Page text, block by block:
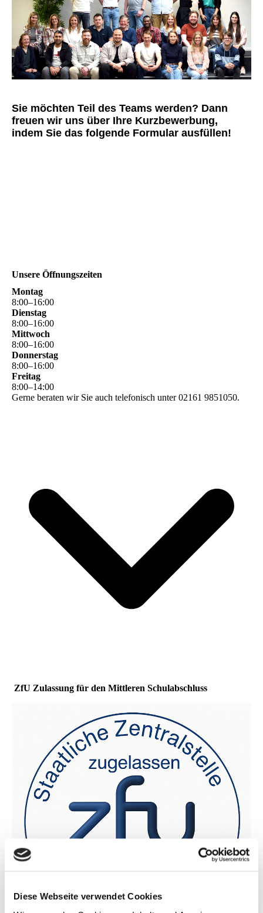
Diese Webseite verwendet Cookies
Sie möchten Teil des Teams werden? Dann
freuen wir uns über Ihre Kurzbewerbung,
indem Sie das folgende Formular ausfüllen!
Unsere Öffnungszeiten
Montag
8:00–16:00
Dienstag
8:00–16:00
Mittwoch
8:00–16:00
Donnerstag
8:00–16:00
Freitag
8:00–14:00
Gerne beraten wir Sie auch telefonisch unter 02161 9851050.
ZfU Zulassung für den Mittleren Schulabschluss